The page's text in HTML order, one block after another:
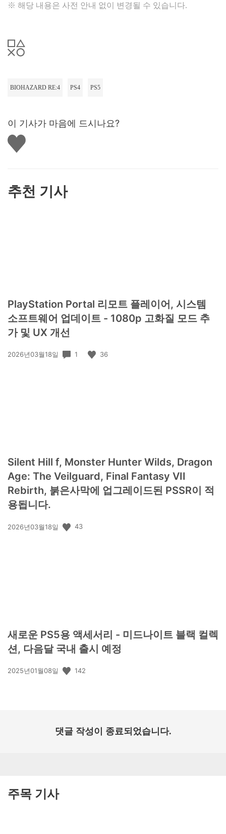
※ 해당 내용은 사전 안내 없이 변경될 수 있습니다.
BIOHAZARD RE:4 PS4 PS5
이 기사가 마음에 드시나요?
좋
아
추천 기사
PlayStation Portal 리모트 플레이어, 시스템
소프트웨어 업데이트 - 1080p 고화질 모드 추
가 및 UX 개선
공
2026년03월18일 1 36
Silent Hill f, Monster Hunter Wilds, Dragon
Age: The Veilguard, Final Fantasy VII
Rebirth, 붉은사막에 업그레이드된 PSSR이 적
용됩니다.
공
2026년03월18일 43
새로운 PS5용 액세서리 - 미드나이트 블랙 컬렉
션, 다음달 국내 출시 예정
공
2025년01월08일 142
댓글 작성이 종료되었습니다.
주목 기사